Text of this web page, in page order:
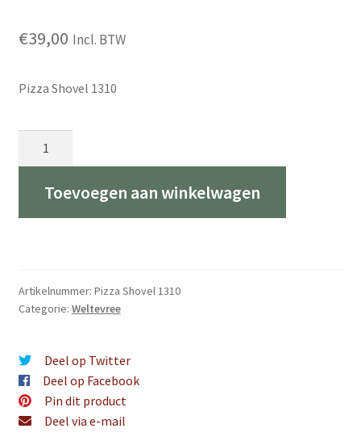
€39,00 Incl. BTW
Pizza Shovel 1310
houten
Shovel
aantal
Toevoegen aan winkelwagen
Artikelnummer: Pizza Shovel 1310
Categorie: Weltevree
Deel op Twitter
Deel op Facebook
Pin dit product
Deel via e-mail